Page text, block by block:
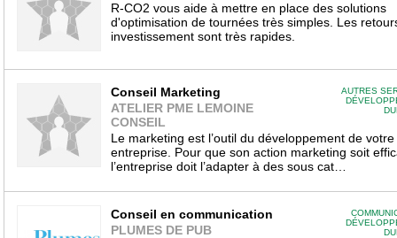
R-CO2 vous aide à mettre en place des solutions
d'optimisation de tournées très simples. Les
investissement sont très rapides.
AUTRES
Conseil Marketing
ATELIER PME LEMOINE
CONSEIL
Le marketing est l’outil du développement de votre
entreprise. Pour que son action marketing soit
l’entreprise doit l’adapter à des sous cat…
Conseil en communication
PLUMES DE PUB